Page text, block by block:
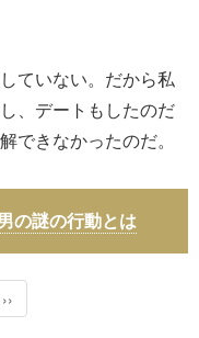
ていない。だから私
、デートもしたのだ
できなかったのだ。
の謎の行動とは